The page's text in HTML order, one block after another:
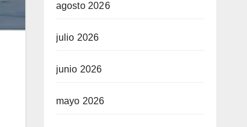
agosto 2026
julio 2026
junio 2026
mayo 2026